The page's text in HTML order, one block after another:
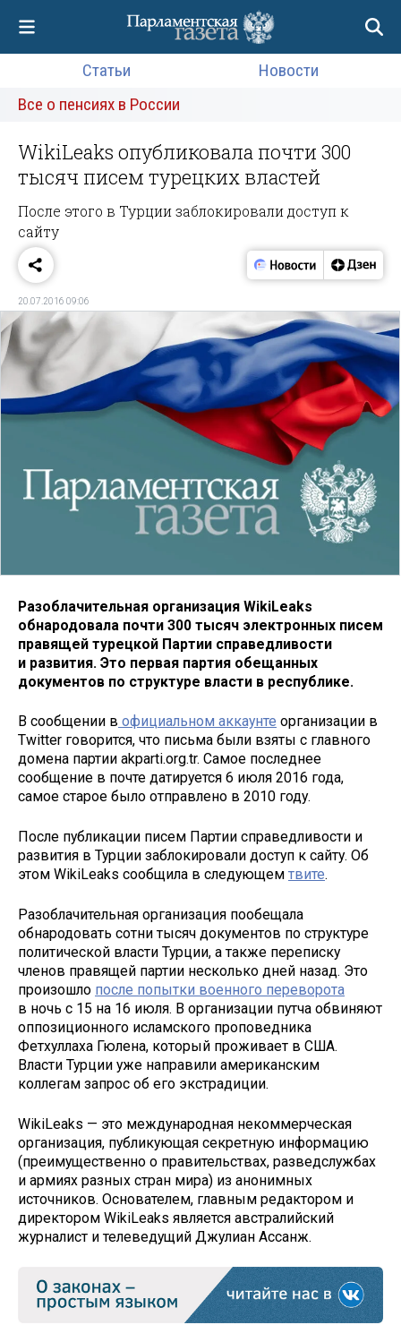
Статьи
Новости
Все о пенсиях в России
WikiLeaks опубликовала почти 300
тысяч писем турецких властей
После этого в Турции заблокировали доступ к
сайту
20.07.2016 09:06
Разоблачительная организация WikiLeaks
обнародовала почти 300 тысяч электронных писем
правящей турецкой Партии справедливости
и развития. Это первая партия обещанных
документов по структуре власти в республике.
В сообщении в официальном аккаунте организации в
Twitter говорится, что письма были взяты с главного
домена партии akparti.org.tr. Самое последнее
сообщение в почте датируется 6 июля 2016 года,
самое старое было отправлено в 2010 году.
После публикации писем Партии справедливости и
развития в Турции заблокировали доступ к сайту. Об
этом WikiLeaks сообщила в следующем твите.
Разоблачительная организация пообещала
обнародовать сотни тысяч документов по структуре
политической власти Турции, а также переписку
членов правящей партии несколько дней назад. Это
произошло после попытки военного переворота
в ночь с 15 на 16 июля. В организации путча обвиняют
оппозиционного исламского проповедника
Фетхуллаха Гюлена, который проживает в США.
Власти Турции уже направили американским
коллегам запрос об его экстрадиции.
WikiLeaks — это международная некоммерческая
организация, публикующая секретную информацию
(преимущественно о правительствах, разведслужбах
и армиях разных стран мира) из анонимных
источников. Основателем, главным редактором и
директором WikiLeaks является австралийский
журналист и телеведущий Джулиан Ассанж.